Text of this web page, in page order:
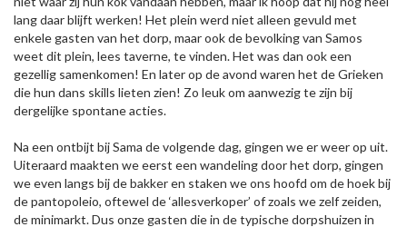
lang daar blijft werken! Het plein werd niet alleen gevuld met
enkele gasten van het dorp, maar ook de bevolking van Samos
weet dit plein, lees taverne, te vinden. Het was dan ook een
gezellig samenkomen! En later op de avond waren het de Grieken
die hun dans skills lieten zien! Zo leuk om aanwezig te zijn bij
dergelijke spontane acties.
Na een ontbijt bij Sama de volgende dag, gingen we er weer op uit.
Uiteraard maakten we eerst een wandeling door het dorp, gingen
we even langs bij de bakker en staken we ons hoofd om de hoek bij
de pantopoleio, oftewel de ‘allesverkoper’ of zoals we zelf zeiden,
de minimarkt. Dus onze gasten die in de typische dorpshuizen in